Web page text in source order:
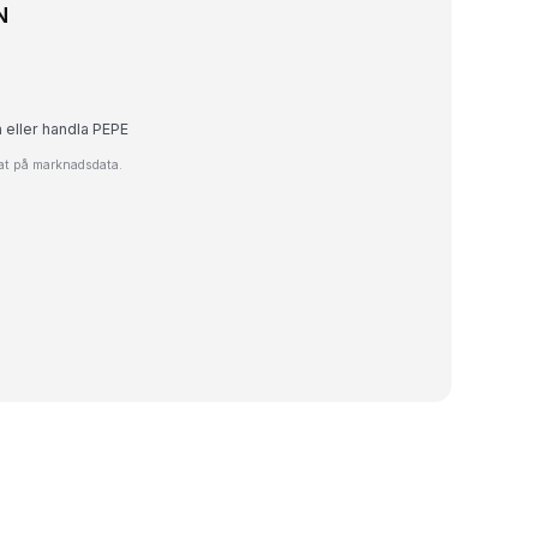
handla PEPE
på marknadsdata.